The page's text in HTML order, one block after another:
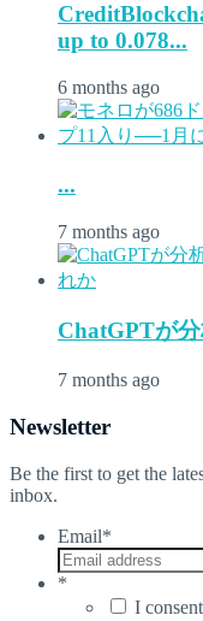
up to 0.078...
6 months ago
...
7 months ago
ChatGPTが
7 months ago
Newsletter
Be the first to get the
inbox.
Email*
*
I